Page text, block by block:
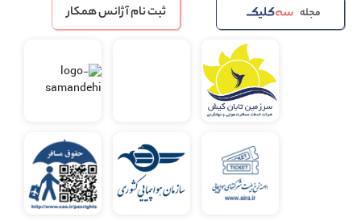
مجله ثبت نام آژانس همکار